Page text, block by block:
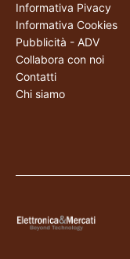
Informativa Pivacy
Informativa Cookies
Pubblicità - ADV
Collabora con noi
Contatti
Chi siamo